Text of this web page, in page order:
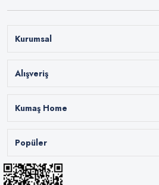
Kurumsal
Alışveriş
Kumaş Home
Popüler